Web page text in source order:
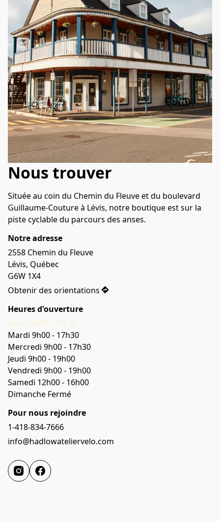
Nous trouver
Située au coin du Chemin du Fleuve et du boulevard
Guillaume-Couture à Lévis, notre boutique est sur la
piste cyclable du parcours des anses.
Notre adresse
2558 Chemin du Fleuve
Lévis, Québec
G6W 1X4
Obtenir des orientations
Heures d'ouverture
Lundi 9h00 - 17h30
Mardi 9h00 - 17h30
Mercredi 9h00 - 17h30
Jeudi 9h00 - 19h00
Vendredi 9h00 - 19h00
Samedi 12h00 - 16h00
Dimanche Fermé
Pour nous rejoindre
1-418-834-7666
info@hadlowateliervelo.com